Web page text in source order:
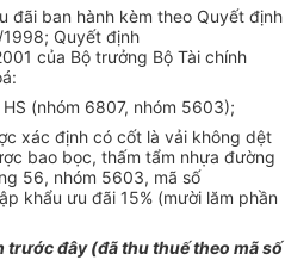
đãi ban hành kèm theo Quyết định
Quyết định
của Bộ trưởng Bộ Tài chính
(nhóm 6807, nhóm 5603);
xác định có cốt là vải không dệt
bao bọc, thấm tẩm nhựa đường
56, nhóm 5603, mã số
khẩu ưu đãi 15% (mười lăm phần
đây (đã thu thuế theo mã số